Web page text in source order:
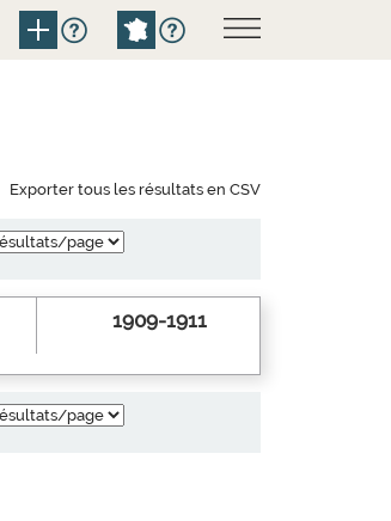
Exporter tous les résultats en CSV
1909-1911